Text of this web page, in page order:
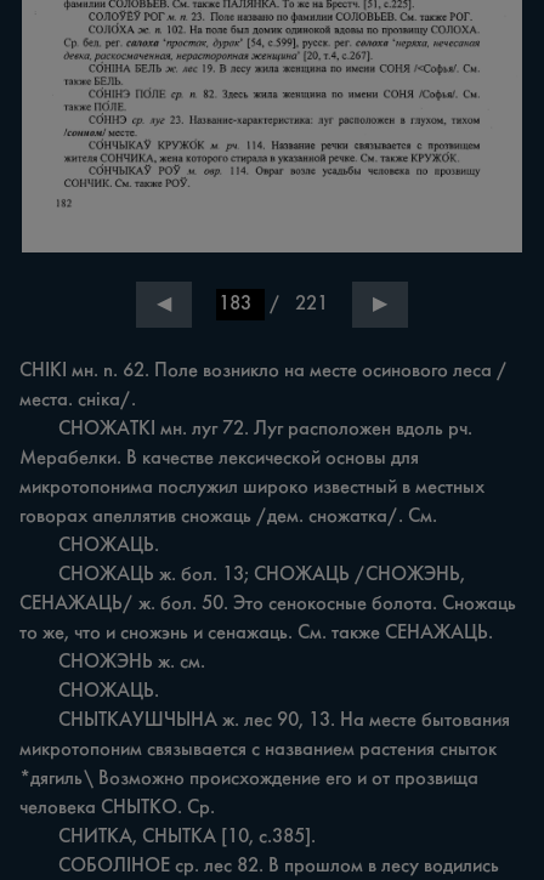
◀ / 221 ▶
CHIKI мн. n. 62. Поле возникло на месте осинового леса /
места. сніка/.
Мерабелки. В качестве лексической основы для
микротопонима послужил широко известный в местных
говорах апеллятив сножаць /дем. сножатка/. См.
СЕНАЖАЦЬ/ ж. бол. 50. Это сенокосные болота. Сножаць
то же, что и сножэнь и сенажаць. См. также СЕНАЖАЦЬ.
микротопоним связывается с названием растения сныток
*дягиль\ Возможно происхождение его и от прозвища
человека СНЫТКО. Ср.